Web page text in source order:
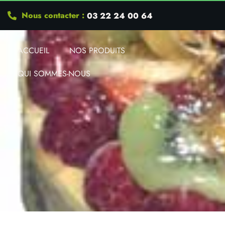
Nous contacter : 03 22 24 00 64
ACCUEIL
NOS PRODUITS
QUI SOMMES-NOUS